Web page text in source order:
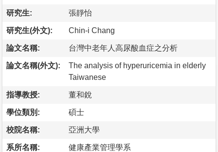
研究生: 張靜怡
研究生(外文): Chin-i Chang
論文名稱: 台灣中老年人高尿酸血症之分析
論文名稱(外文):
The analysis of hyperuricemia in elderly
Taiwanese
指導教授: 董和銳
學位類別: 碩士
校院名稱: 亞洲大學
系所名稱: 健康產業管理學系